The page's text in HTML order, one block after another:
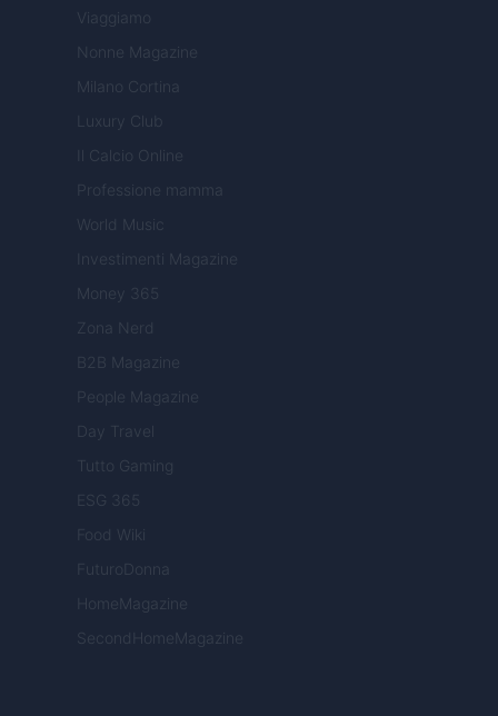
Viaggiamo
Nonne Magazine
Milano Cortina
Luxury Club
Il Calcio Online
Professione mamma
World Music
Investimenti Magazine
Money 365
Zona Nerd
B2B Magazine
People Magazine
Day Travel
Tutto Gaming
ESG 365
Food Wiki
FuturoDonna
HomeMagazine
SecondHomeMagazine